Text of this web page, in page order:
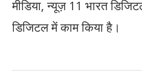
मीडिया, न्यूज़ 11 भारत
डिजिटल में काम किया है।